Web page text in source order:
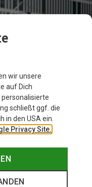
wir unsere
auf Dich
schließt ggf. die
in den USA ein.
Privacy Site.